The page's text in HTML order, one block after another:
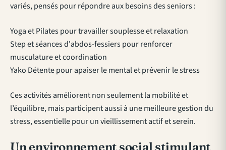
variés, pensés pour répondre aux besoins des seniors :
Yoga et Pilates pour travailler souplesse et relaxation
Step et séances d'abdos-fessiers pour renforcer
musculature et coordination
Yako Détente pour apaiser le mental et prévenir le stress
Ces activités améliorent non seulement la mobilité et
l’équilibre, mais participent aussi à une meilleure gestion du
stress, essentielle pour un vieillissement actif et serein.
Un environnement social stimulant